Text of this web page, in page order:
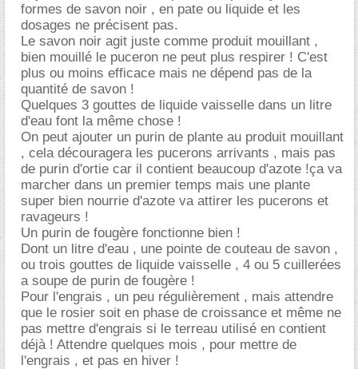
formes de savon noir , en pate ou liquide et les
dosages ne précisent pas.
Le savon noir agit juste comme produit mouillant ,
bien mouillé le puceron ne peut plus respirer ! C'est
plus ou moins efficace mais ne dépend pas de la
quantité de savon !
Quelques 3 gouttes de liquide vaisselle dans un litre
d'eau font la même chose !
On peut ajouter un purin de plante au produit mouillant
, cela découragera les pucerons arrivants , mais pas
de purin d'ortie car il contient beaucoup d'azote !ça va
marcher dans un premier temps mais une plante
super bien nourrie d'azote va attirer les pucerons et
ravageurs !
Un purin de fougère fonctionne bien !
Dont un litre d'eau , une pointe de couteau de savon ,
ou trois gouttes de liquide vaisselle , 4 ou 5 cuillerées
a soupe de purin de fougère !
Pour l'engrais , un peu régulièrement , mais attendre
que le rosier soit en phase de croissance et même ne
pas mettre d'engrais si le terreau utilisé en contient
déjà ! Attendre quelques mois , pour mettre de
l'engrais , et pas en hiver !